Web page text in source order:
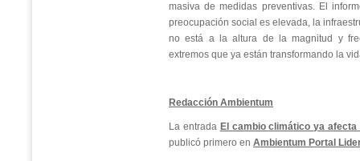
masiva de medidas preventivas. El
preocupación social es elevada, la
no está a la altura de la magnitud y
extremos que ya están transformando la
Redacción Ambientum
La entrada El cambio climático ya
publicó primero en Ambientum Portal